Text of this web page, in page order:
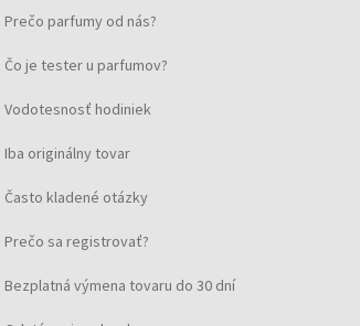
Prečo parfumy od nás?
Čo je tester u parfumov?
Vodotesnosť hodiniek
Iba originálny tovar
Často kladené otázky
Prečo sa registrovať?
Bezplatná výmena tovaru do 30 dní